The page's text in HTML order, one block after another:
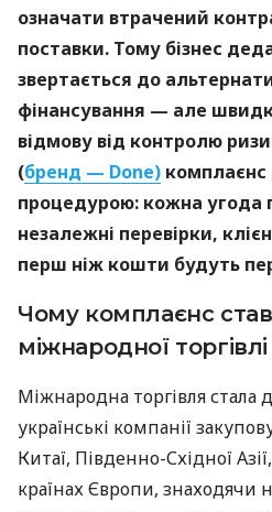
означати втрачений
поставки. Тому бізнес
звертається до
фінансування — але
відмову від контролю
(бренд — Done)
процедурою: кожна угода
незалежні перевірки,
перш ніж кошти будуть
Чому комплаєнс
міжнародної торгівлі
Міжнародна торгівля стала
українські компанії
Китаї, Південно-Східної
країнах Європи, знаходячи